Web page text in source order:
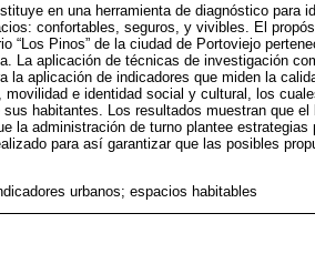
en una herramienta de diagnóstico para
confortables, seguros, y vivibles. El
“Los Pinos” de la ciudad de Portoviejo
La aplicación de técnicas de investigación
aplicación de indicadores que miden la
e identidad social y cultural, los
habitantes. Los resultados muestran que el
la administración de turno plantee estrategias
para así garantizar que las posibles
urbanos; espacios habitables